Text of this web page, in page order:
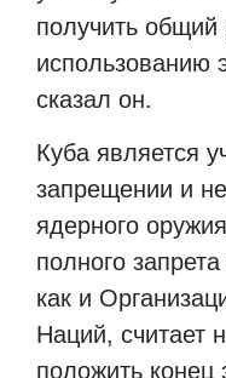
получить общий
использованию
сказал он.
Куба является
запрещении и
ядерного
полного
как и
Наций, считает
положить конец